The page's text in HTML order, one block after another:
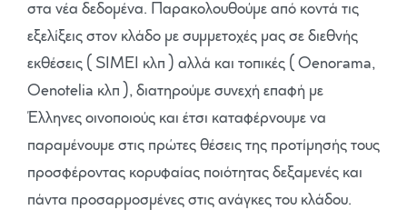
στα νέα δεδομένα. Παρακολουθούμε από κοντά τις
εξελίξεις στον κλάδο με συμμετοχές μας σε διεθνής
εκθέσεις ( SIMEI κλπ ) αλλά και τοπικές ( Oenorama,
Oenotelia κλπ ), διατηρούμε συνεχή επαφή με
Έλληνες οινοποιούς και έτσι καταφέρνουμε να
παραμένουμε στις πρώτες θέσεις της προτίμησής τους
προσφέροντας κορυφαίας ποιότητας δεξαμενές και
πάντα προσαρμοσμένες στις ανάγκες του κλάδου.